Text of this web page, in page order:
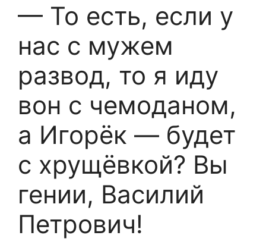
— То есть, если у
нас с мужем
развод, то я иду
вон с чемоданом,
а Игорёк — будет
с хрущёвкой? Вы
гении, Василий
Петрович!